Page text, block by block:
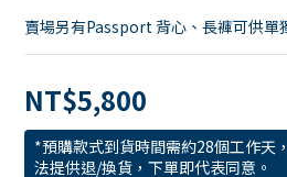
賣場另有Passport 背心、長褲可供單
NT$5,800
*預購款式到貨時間需約28個工作天
法提供退/換貨，下單即代表同意。